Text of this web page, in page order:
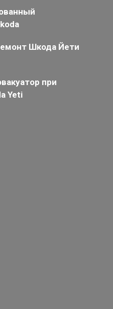
Шкода Йети
при
Yeti